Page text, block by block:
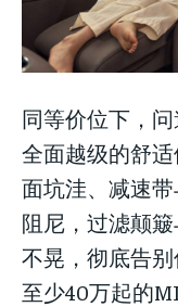
同等价位下，
全面越级的舒
面坑洼、减速
阻尼，过滤颠
不晃，彻底告别
至少40万起的